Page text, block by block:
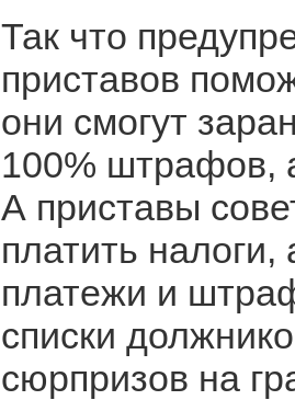
Так что
приставов
они смогут
100% штрафов,
А приставы
платить
платежи и
списки
сюрпризов на